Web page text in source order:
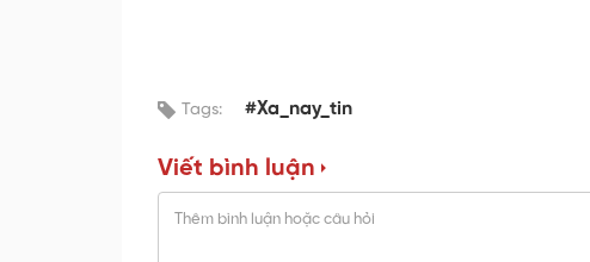
Tags: #Xa_nay_tin
Viết bình luận